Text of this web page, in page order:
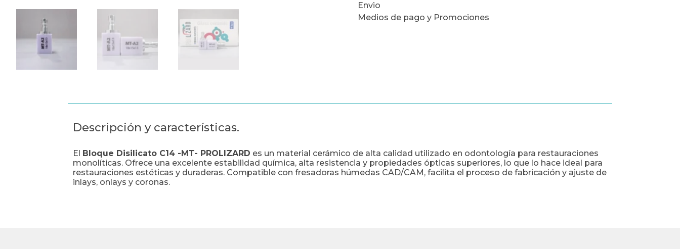
Envio
Medios de pago y Promociones
Descripción y características.
El Bloque Disilicato C14 -MT- PROLIZARD es un material cerámico de alta calidad utilizado en odontología para restauraciones
monolíticas. Ofrece una excelente estabilidad química, alta resistencia y propiedades ópticas superiores, lo que lo hace ideal para
restauraciones estéticas y duraderas. Compatible con fresadoras húmedas CAD/CAM, facilita el proceso de fabricación y ajuste de
inlays, onlays y coronas.